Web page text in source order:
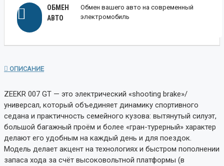
ОБМЕН
АВТО
Обмен вашего авто на современный
электромобиль
ОПИСАНИЕ
ZEEKR 007 GT — это электрический «shooting brake»/
универсал, который объединяет динамику спортивного
седана и практичность семейного кузова: вытянутый силуэт,
большой багажный проём и более «гран-турерный» характер
делают его удобным на каждый день и для поездок.
Модель делает акцент на технологиях и быстром пополнении
запаса хода за счёт высоковольтной платформы (в